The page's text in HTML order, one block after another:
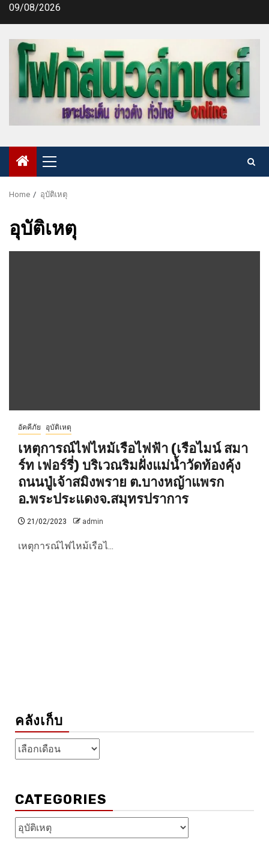
Skip09/08/2026
Primary
Menu
Home อุบัติเหตุ
อุบัติเหตุ
อัคคีภัย อุบัติเหตุ
เหตุการณ์ไฟไหม้เรือไฟฟ้า (เรือไมน์ สมา
ร์ท เฟอร์รี่) บริเวณริมฝั่งแม่น้ำวัดท้องคุ้ง
ถนนปู่เจ้าสมิงพราย ต.บางหญ้าแพรก
อ.พระประแดงจ.สมุทรปราการ
21/02/2023 admin
เหตุการณ์ไฟไหม้เรือไ...
คลังเก็บ
คลัง
เก็บ
CATEGORIES
Categories